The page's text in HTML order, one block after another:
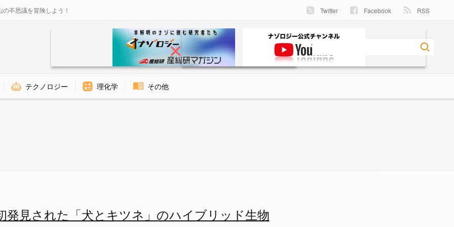
不思議を冒険しよう！ Twitter Facebook RSS
テクノロジー 理化学 その他
発見された「犬とキツネ」のハイブリッド生物